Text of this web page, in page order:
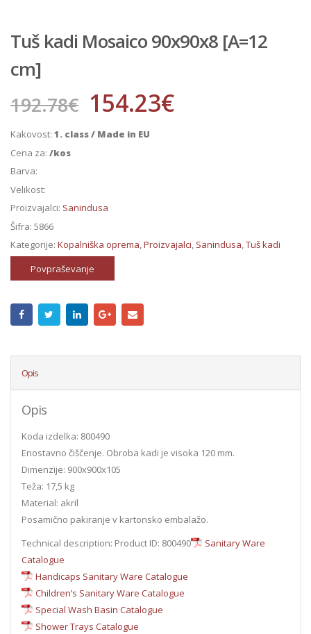
Tuš kadi Mosaico 90x90x8 [A=12
cm]
192.78€ 154.23€
Kakovost: 1. class / Made in EU
Cena za: /kos
Barva:
Velikost:
Proizvajalci: Sanindusa
Šifra: 5866
Kategorije: Kopalniška oprema,Proizvajalci, Sanindusa,Tuš kadi
Povpraševanje
Opis
Opis
Koda izdelka: 800490
Enostavno čiščenje. Obroba kadi je visoka 120 mm.
Dimenzije: 900x900x105
Teža: 17,5 kg
Material: akril
Posamično pakiranje v kartonsko embalažo.
Technical description: Product ID: 800490
Sanitary Ware
Catalogue
Handicaps Sanitary Ware Catalogue
Children’s Sanitary Ware Catalogue
Special Wash Basin Catalogue
Shower Trays Catalogue